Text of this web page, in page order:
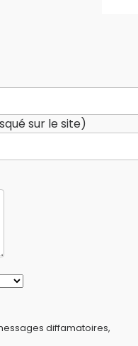
sur le site)
diffamatoires,